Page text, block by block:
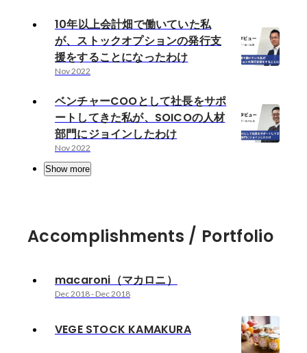
10年以上会計畑で働いていた私
が、ストックオプションの発行支
援をすることになったわけ
Nov 2022
ベンチャーCOOとして社長をサポ
ートしてきた私が、SOICOの人材
部門にジョインしたわけ
Nov 2022
Show more
Accomplishments / Portfolio
macaroni（マカロニ）
Dec 2018- Dec 2018
VEGE STOCK KAMAKURA